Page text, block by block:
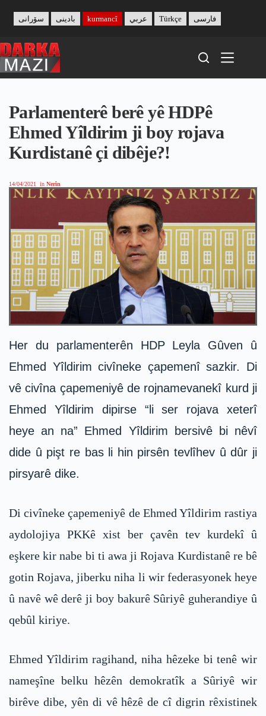
content
بادینی سۆرانی kurmancî عربي Türkçe فارسی
Parlamenterê berê yê HDPê
Ehmed Yîldirim ji boy rojava
Kurdistanê çi dibêje?!
14/04/2021 in Nerîn
Her du parlamenterên HDP Leyla Gûven û
Ehmed Yîldirim civîneke çapemenî sazkir. Di
vê civîna çapemeniyê de rojnamevanekî kurd ji
Ehmed Yîldirim dipirse “li ser rojava xeterî
heye an na” Ehmed Yîldirim bersivê bi nêvî
dide û pişt re bas li hin pirsên tevlîhev û dûr ji
pirsyarê dike.
Di civîneke çapemeniyê de Ehmed Yîldirim rastiya
aydolojiya PKKê xist ber çavên tev kurdekî û
eşkere kir nabe bi ti awa ji Rojava Kurdistanê re bê
gotin Rojava, jiberku niha li wir federasyonek heye
û navê wê derê ji boy bakurê Sûriyê guherandiye û
qebûl kiriye.
Ehmed Yîldirim ragihand, niha hêzeke bi tenê wir
nameşîne belku hêzên demokratîk a Sûriyê wir
birêve dibe, yên di vê hêzê de cî digrin rêxistinek